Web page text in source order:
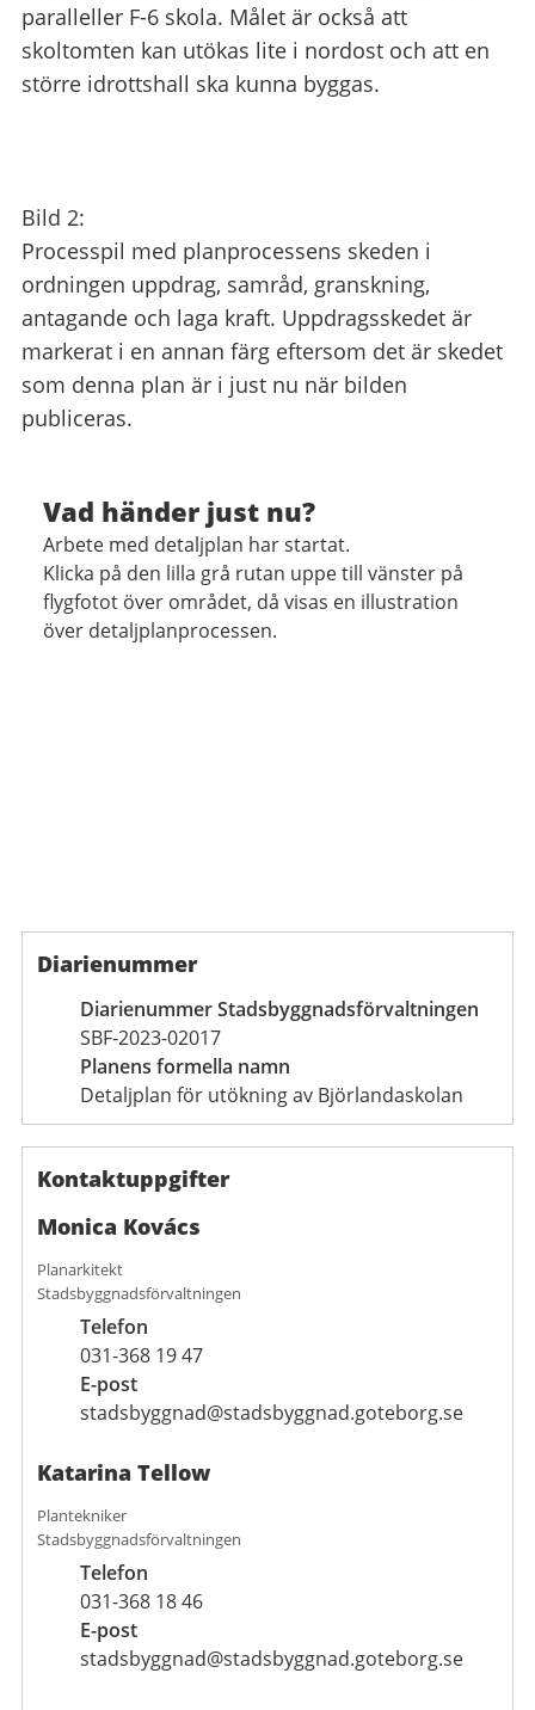
paralleller F-6 skola. Målet är också att
skoltomten kan utökas lite i nordost och att en
större idrottshall ska kunna byggas.
Bild 2:
Processpil med planprocessens skeden i
ordningen uppdrag, samråd, granskning,
antagande och laga kraft. Uppdragsskedet är
markerat i en annan färg eftersom det är skedet
som denna plan är i just nu när bilden
publiceras.
Vad händer just nu?
Arbete med detaljplan har startat.
Klicka på den lilla grå rutan uppe till vänster på
flygfotot över området, då visas en illustration
över detaljplanprocessen.
Diarienummer
Diarienummer Stadsbyggnadsförvaltningen
SBF-2023-02017
Planens formella namn
Detaljplan för utökning av Björlandaskolan
Kontaktuppgifter
Monica Kovács
Planarkitekt
Stadsbyggnadsförvaltningen
Telefon
031-368 19 47
E-post
stadsbyggnad@stadsbyggnad.goteborg.se
Katarina Tellow
Plantekniker
Stadsbyggnadsförvaltningen
Telefon
031-368 18 46
E-post
stadsbyggnad@stadsbyggnad.goteborg.se